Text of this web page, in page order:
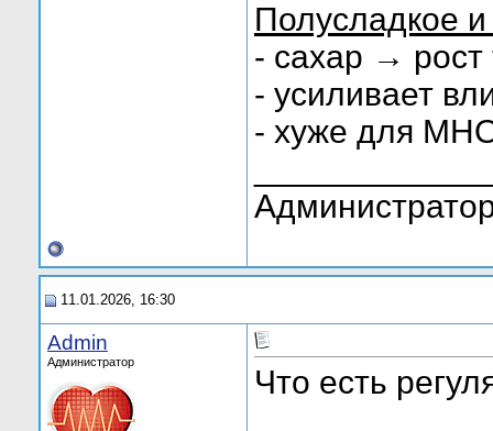
Полусладкое
- сахар → рост
- усиливает
- хуже для
11.01.2026, 16:30
Admin
Администратор
Что есть